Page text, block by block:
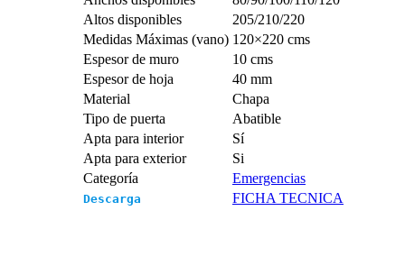
Altos disponibles
205/210/220
Medidas Máximas (vano) 120×220 cms
Espesor de muro
10 cms
Espesor de hoja
40 mm
Material
Chapa
Tipo de puerta
Abatible
Apta para interior
Sí
Apta para exterior
Si
Categoría
Emergencias
Descarga FICHA TECNICA